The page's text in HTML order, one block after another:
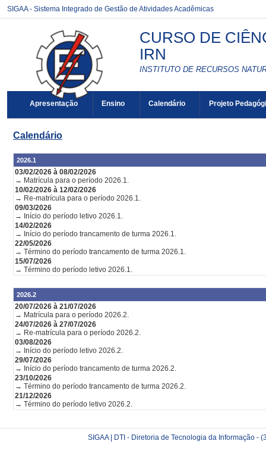
SIGAA - Sistema Integrado de Gestão de Atividades Acadêmicas
CURSO DE
IRN
INSTITUTO DE RECURSOS
Apresentação Ensino Calendário Projeto
Calendário
2026.1
03/02/2026 à 08/02/2026
→ Matrícula para o período 2026.1.
10/02/2026 à 12/02/2026
→ Re-matrícula para o período 2026.1.
09/03/2026
→ Início do período letivo 2026.1.
14/02/2026
→ Início do período trancamento de turma 2026.1.
22/05/2026
→ Término do período trancamento de turma 2026.1.
15/07/2026
→ Término do período letivo 2026.1.
2026.2
20/07/2026 à 21/07/2026
→ Matrícula para o período 2026.2.
24/07/2026 à 27/07/2026
→ Re-matrícula para o período 2026.2.
03/08/2026
→ Início do período letivo 2026.2.
29/07/2026
→ Início do período trancamento de turma 2026.2.
23/10/2026
→ Término do período trancamento de turma 2026.2.
21/12/2026
→ Término do período letivo 2026.2.
SIGAA | DTI - Diretoria de Tecnologia da Informação